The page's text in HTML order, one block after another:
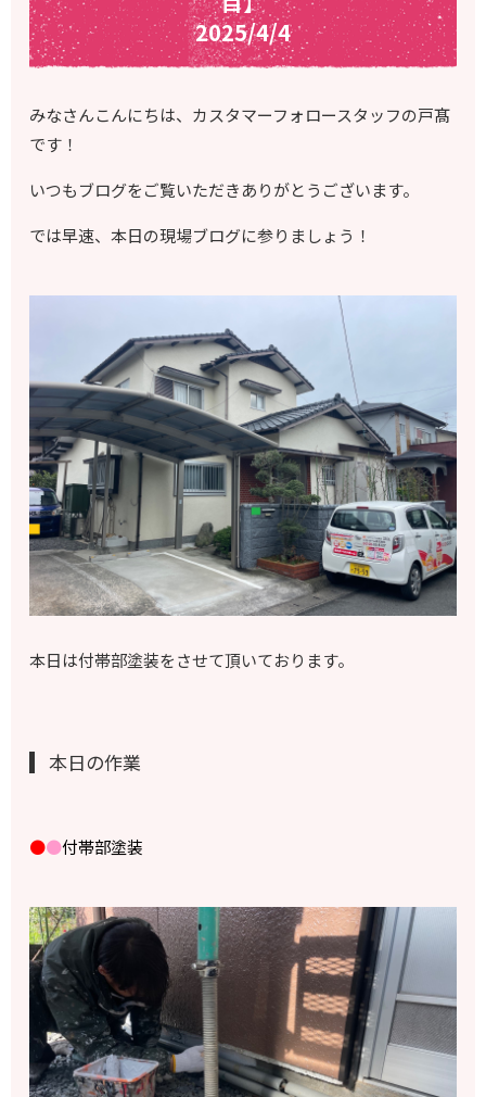
2025/4/4
みなさんこんにちは、カスタマーフォロースタッフの戸髙
です！
いつもブログをご覧いただきありがとうございます。
では早速、本日の現場ブログに参りましょう！
本日は付帯部塗装をさせて頂いております。
本日の作業
●●付帯部塗装